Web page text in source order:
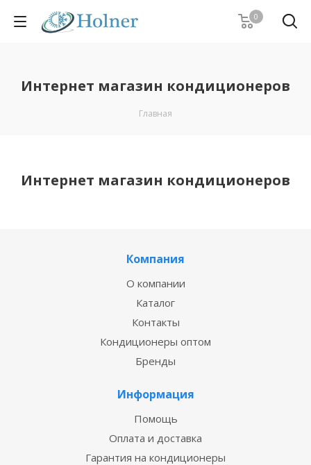
0
Интернет магазин кондиционеров
Главная
Интернет магазин кондиционеров
Компания
О компании
Каталог
Контакты
Кондиционеры оптом
Бренды
Информация
Помощь
Оплата и доставка
Гарантия на кондиционеры